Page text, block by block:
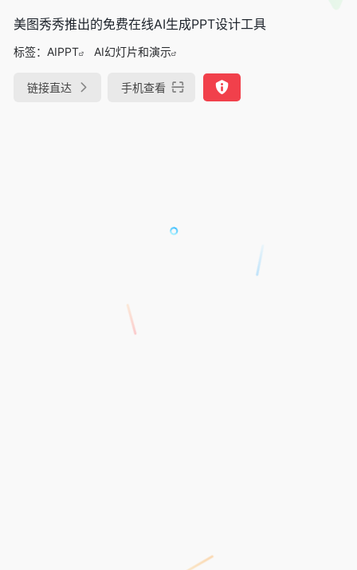
美图秀秀推出的免费在线AI生成PPT设计工具
标签： AIPPT AI幻灯片和演示
链接直达 手机查看